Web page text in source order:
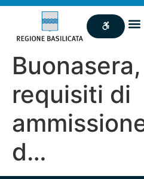
requisiti di
d…